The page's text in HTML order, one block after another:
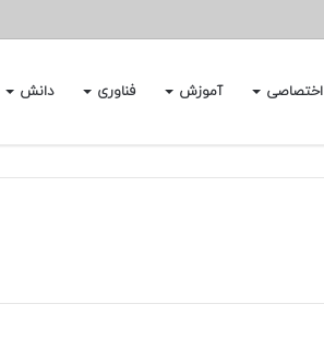
اختصاصی آموزش فناوری دانش